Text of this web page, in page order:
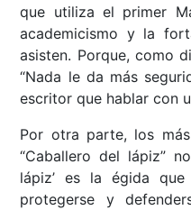
que utiliza el primer
academicismo y la
asisten. Porque, como
“Nada le da más
escritor que hablar con
Por otra parte, los
“Caballero del lápiz”
lápiz’ es la égida
protegerse y